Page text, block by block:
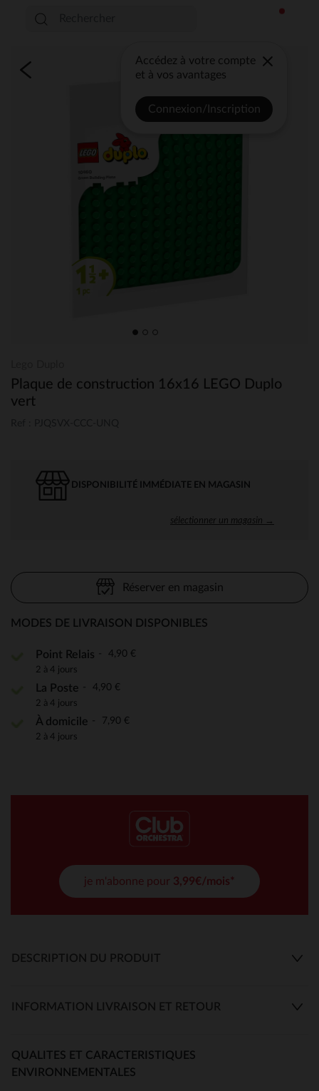
Accédez à votre compte
et à vos avantages
Connexion/Inscription
Plaque de construction 16x16 LEGO Duplo
vert
DISPONIBILITÉ IMMÉDIATE EN MAGASIN
sélectionner un magasin →
Réserver en magasin
MODES DE LIVRAISON DISPONIBLES
Point Relais 4,90 €
2 à 4 jours
La Poste 4,90 €
2 à 4 jours
À domicile 7,90 €
2 à 4 jours
je m'abonne pour 3,99€/mois*
DESCRIPTION DU PRODUIT
INFORMATION LIVRAISON ET RETOUR
QUALITES ET CARACTERISTIQUES
ENVIRONNEMENTALES